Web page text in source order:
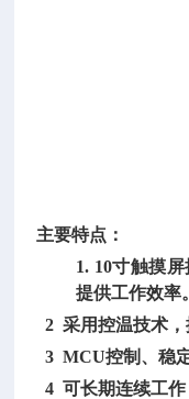
主要特点：
1. 10寸触摸
提供工作效率。
2 采用控温技术，
3 MCU控制、稳
4 可长期连续工作